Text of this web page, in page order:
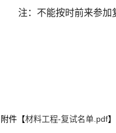
注：不能按时前来参加
附件【材料工程-复试名单.pdf